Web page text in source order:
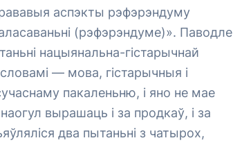
аспэкты рэфэрэндуму
(рэфэрэндуме)». Паводле
нацыянальна-гістарычнай
— мова, гістарычныя і
пакаленьню, і яно не мае
вырашаць і за продкаў, і за
два пытаньні з чатырох,